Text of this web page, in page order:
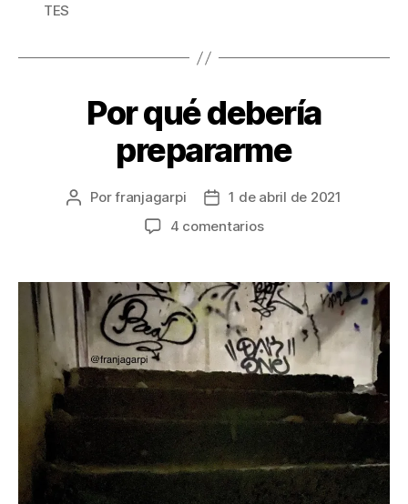
TES
CategoríasPor qué debería
prepararme
Autor
Porfranjagarpi
Fecha1 de abril de 2021
4 comentariosen
debería
prepararme